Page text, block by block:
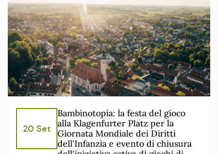
20 Set
Bambinotopia: la festa del gioco
alla Klagenfurter Platz per la
Giornata Mondiale dei Diritti
dell'Infanzia e evento di chiusura